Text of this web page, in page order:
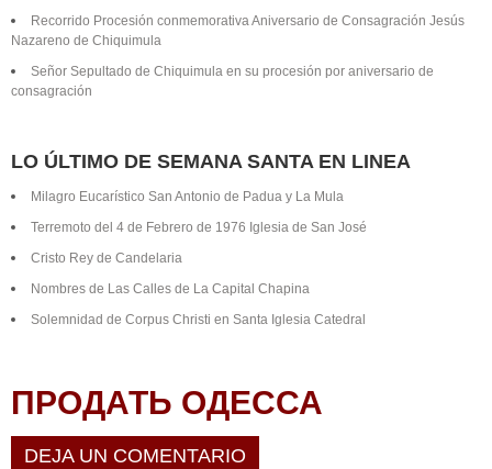
Recorrido Procesión conmemorativa Aniversario de Consagración Jesús
Nazareno de Chiquimula
Señor Sepultado de Chiquimula en su procesión por aniversario de
consagración
LO ÚLTIMO DE SEMANA SANTA EN LINEA
Milagro Eucarístico San Antonio de Padua y La Mula
Terremoto del 4 de Febrero de 1976 Iglesia de San José
Cristo Rey de Candelaria
Nombres de Las Calles de La Capital Chapina
Solemnidad de Corpus Christi en Santa Iglesia Catedral
ПРОДАТЬ ОДЕССА
DEJA UN COMENTARIO